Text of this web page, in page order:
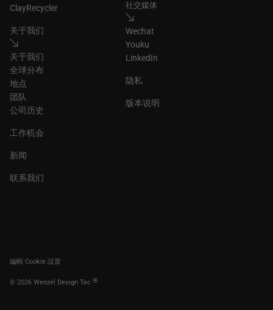
ClayRecycler
关于我们
关于我们
全球分布
地点
团队
公司历史
工作机会
新闻
联系我们
社交媒体
Wechat
Youku
LinkedIn
隐私
版本说明
編輯 Cookie 設置
© 2026 Wenzel Design Tec ®